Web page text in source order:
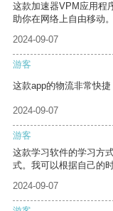
这款加速器VPM应用程
助你在网络上自由移动。
2024-09-07
游客
这款app的物流非常快捷
2024-09-07
游客
这款学习软件的学习方
式。我可以根据自己的
2024-09-07